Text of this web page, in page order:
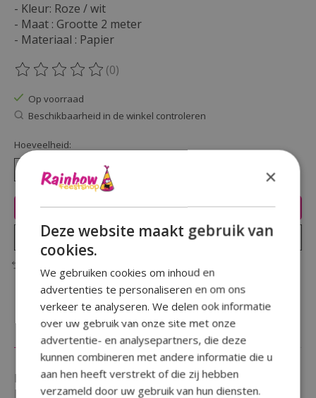
- Kleur: Roze / wit
- Maat : Grootte 2 meter
- Materiaal : Papier
De beoordeling van dit product is
(0)
Op voorraad
Beschikbaarheid in de winkel controleren
Hoeveelheid:
Toevoegen aan winkelwagen
Plaats bestelling
Beschrijving Reviews (0)
Maak je baby thema compleet met deze lieve ''
Letterslinger Nijntje baby Roze "Hoera een meisje ''.
×
Deze website maakt gebruik van
cookies.
We gebruiken cookies om inhoud en
advertenties te personaliseren en om ons
verkeer te analyseren. We delen ook informatie
over uw gebruik van onze site met onze
advertentie- en analysepartners, die deze
kunnen combineren met andere informatie die u
aan hen heeft verstrekt of die zij hebben
verzameld door uw gebruik van hun diensten.